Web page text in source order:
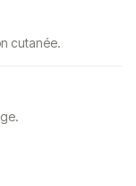
cutanée.